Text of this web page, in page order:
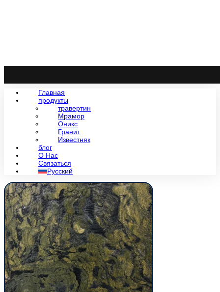
Главная
продукты
травертин
Мрамор
Оникс
Гранит
Известняк
блог
О Нас
Связаться
Русский